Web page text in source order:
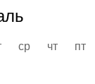
ср чт пт